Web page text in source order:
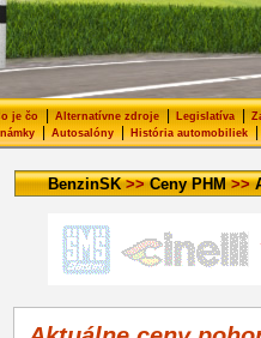
je čo Alternatívne zdroje Legislatíva
| Autosalóny| História automobiliek|
BenzinSK>>Ceny PHM>>